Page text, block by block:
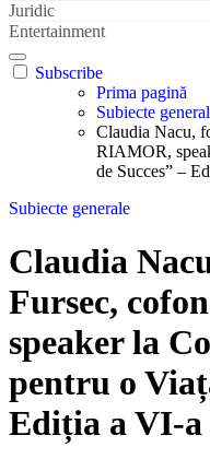
Juridic
Entertainment
Subscribe
Prima pagină
Subiecte
Claudia Nacu,
RIAMOR,
de Succes” –
Subiecte generale
Claudia
Fursec,
speaker la
pentru o
Ediția a VI-a